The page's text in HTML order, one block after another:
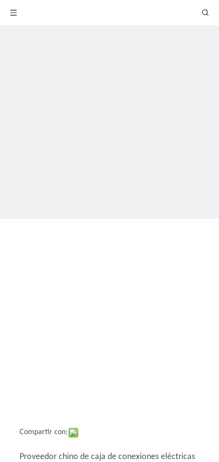
Compartir con:
Proveedor chino de caja de conexiones eléctricas